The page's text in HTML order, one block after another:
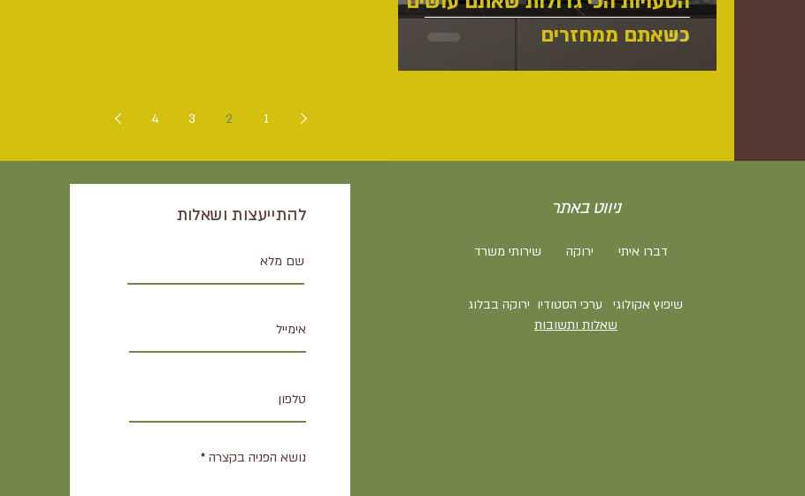
כשאתם ממחזרים
1
2
3
4
להתייעצות ושאלות
נושא הפניה בקצרה
ניווט באתר
דברו איתי ירוקה שירותי משרד
שיפוץ אקולוגי ערכי הסטודיו ירוקה בבלוג
שאלות ותשובות